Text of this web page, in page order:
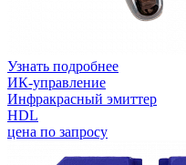
Узнать подробнее
ИК-управление
Инфракрасный эмиттер
HDL
цена по запросу